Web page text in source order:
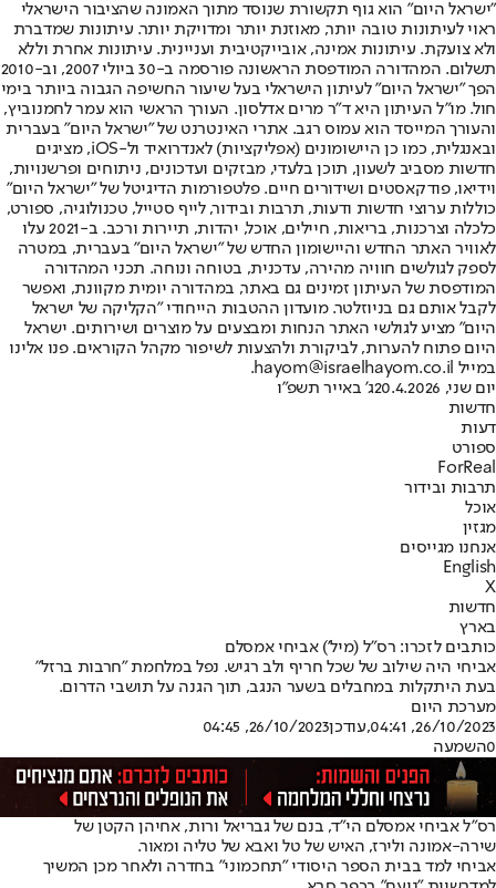
"ישראל היום" הוא גוף תקשורת שנוסד מתוך האמונה שהציבור הישראלי
ראוי לעיתונות טובה יותר, מאוזנת יותר ומדויקת יותר. עיתונות שמדברת
ולא צועקת. עיתונות אמינה, אובייקטיבית ועניינית. עיתונות אחרת וללא
תשלום. המהדורה המודפסת הראשונה פורסמה ב-30 ביולי 2007, וב-2010
הפך "ישראל היום" לעיתון הישראלי בעל שיעור החשיפה הגבוה ביותר בימי
חול. מו"ל העיתון היא ד"ר מרים אדלסון. העורך הראשי הוא עמר לחמנוביץ,
והעורך המייסד הוא עמוס רגב. אתרי האינטרנט של "ישראל היום" בעברית
ובאנגלית, כמו כן היישומונים (אפליקציות) לאנדרואיד ול-iOS, מציגים
חדשות מסביב לשעון, תוכן בלעדי, מבזקים ועדכונים, ניתוחים ופרשנויות,
וידיאו, פודקאסטים ושידורים חיים. פלטפורמות הדיגיטל של "ישראל היום"
כוללות ערוצי חדשות ודעות, תרבות ובידור, לייף סטייל, טכנולוגיה, ספורט,
כלכלה וצרכנות, בריאות, חיילים, אוכל, יהדות, תיירות ורכב. ב-2021 עלו
לאוויר האתר החדש והיישומון החדש של "ישראל היום" בעברית, במטרה
לספק לגולשים חוויה מהירה, עדכנית, בטוחה ונוחה. תכני המהדורה
המודפסת של העיתון זמינים גם באתר, במהדורה יומית מקוונת, ואפשר
לקבל אותם גם בניוזלטר. מועדון ההטבות הייחודי "הקליקה של ישראל
היום" מציע לגולשי האתר הנחות ומבצעים על מוצרים ושירותים. ישראל
היום פתוח להערות, לביקורת ולהצעות לשיפור מקהל הקוראים. פנו אלינו
במייל hayom@israelhayom.co.il.
יום שני, 20.4.2026
ג' באייר תשפ"ו
חדשות
דעות
ספורט
ForReal
תרבות ובידור
אוכל
מגזין
אנחנו מגייסים
English
X
חדשות
בארץ
כותבים לזכרו: רס"ל (מיל') אביחי אמסלם
אביחי היה שילוב של שכל חריף ולב רגיש. נפל במלחמת "חרבות ברזל"
בעת היתקלות במחבלים בשער הנגב, תוך הגנה על תושבי הדרום.
מערכת היום
26/10/2023, 04:41
,עודכן26/10/2023, 04:45
0השמעה
רס"ל אביחי אמסלם הי"ד, בנם של גבריאל ורות, אחיהן הקטן של
שירה-אמונה ולירז, האיש של טל ואבא של טליה ומאור.
אביחי למד בבית הספר היסודי "תחכמוני" בחדרה ולאחר מכן המשיך